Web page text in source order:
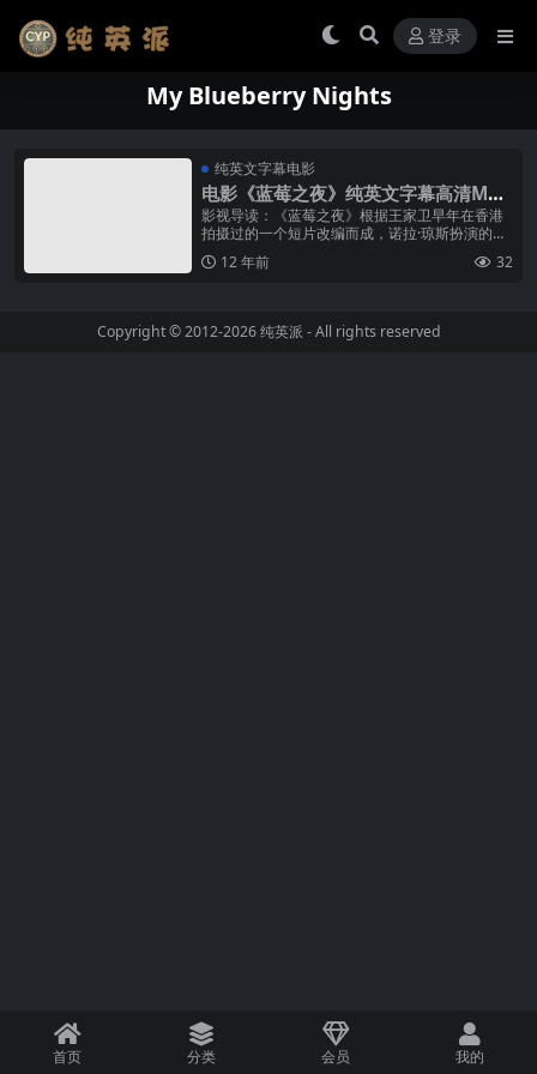
登录
My Blueberry Nights
纯英文字幕电影
电影《蓝莓之夜》纯英文字幕高清MP4
下载
影视导读：《蓝莓之夜》根据王家卫早年在香港
拍摄过的一个短片改编而成，诺拉·琼斯扮演的爱
吃蓝莓派的年轻女孩子，她在一段横越美国的旅
程中遇到许多不同的人，试图寻找生...
12 年前 32
Copyright © 2012-2026纯英派 - All rights reserved
首页 分类 会员 我的